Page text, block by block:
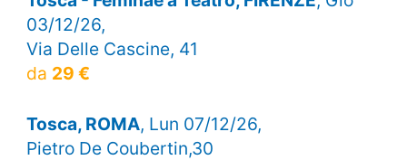
03/12/26,
Via Delle Cascine, 41
da 29 €
Tosca, ROMA, Lun 07/12/26,
Pietro De Coubertin,30